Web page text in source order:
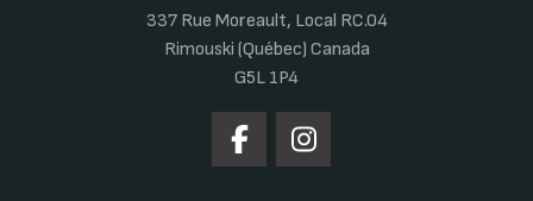
337 Rue Moreault, Local RC.04
Rimouski (Québec) Canada
G5L 1P4